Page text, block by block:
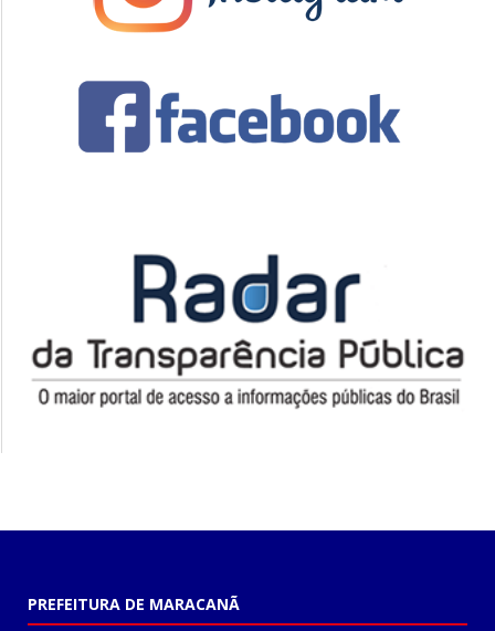
PREFEITURA DE MARACANÃ